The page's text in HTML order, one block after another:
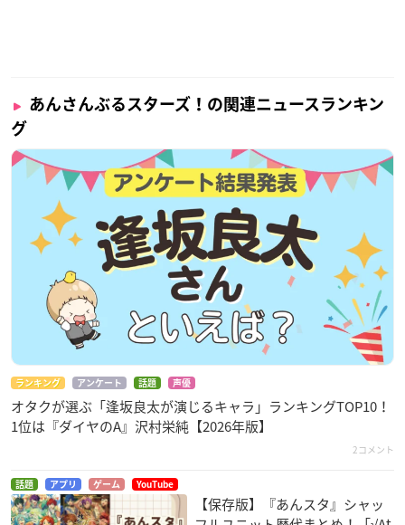
あんさんぶるスターズ！の関連ニュースランキン
グ
ランキング アンケート 話題 声優
オタクが選ぶ「逢坂良太が演じるキャラ」ランキングTOP10！
1位は『ダイヤのA』沢村栄純【2026年版】
2コメント
話題 アプリ ゲーム YouTube
【保存版】『あんスタ』シャッ